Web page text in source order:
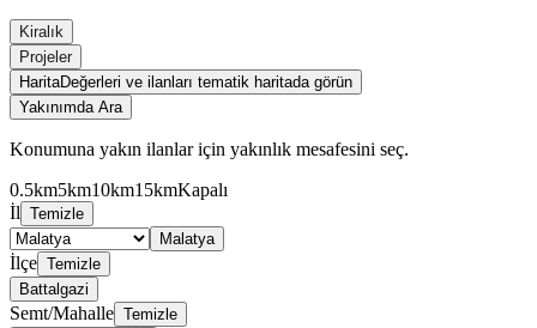
Kiralık
Projeler
HaritaDeğerleri ve ilanları tematik haritada görün
Yakınımda Ara
Konumuna yakın ilanlar için yakınlık mesafesini seç.
0.5km5km10km15kmKapalı
İl Temizle
Malatya
İlçe Temizle
Battalgazi
Semt/Mahalle Temizle